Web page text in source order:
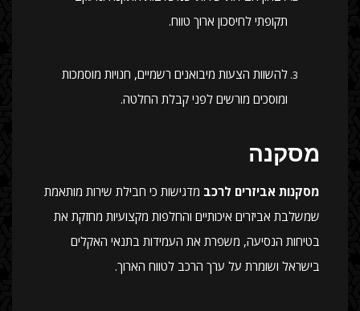
תקופתי לחיסכון ארוך טווח.
להשוות הצעות מיבואנים רשמיים, חנויות מוסמכות
ומוסכים מורשים לפני קבלת החלטה.
מסקנה
מסקנות אביזרים לרכב מדגישות כי חבילת שירות מותאמת
שמשלבת אביזרים איכותיים והחלפות מקצועיות מחזקת את
בטיחות הנסיעה, משפרת את העמידות בתנאי האקלים
בישראל ושומרת על ערך הרכב לטווח הארוך.